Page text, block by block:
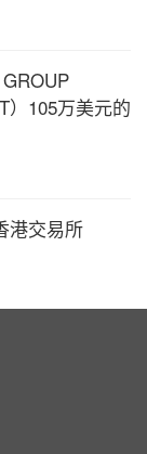
）105万美元的
港交易所